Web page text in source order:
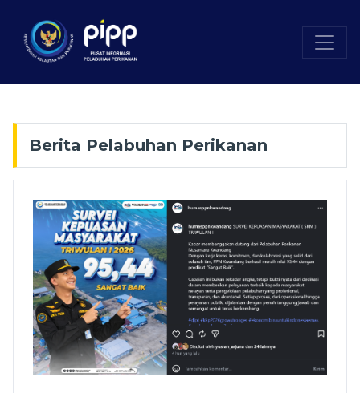
Berita Pelabuhan Perikanan